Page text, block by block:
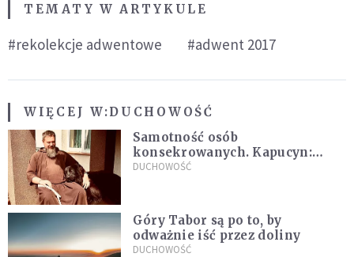
TEMATY W ARTYKULE
#rekolekcje adwentowe #adwent 2017
WIĘCEJ W:DUCHOWOŚĆ
Samotność osób
konsekrowanych. Kapucyn:
Życie w pojedynkę rzadko jest
DUCHOWOŚĆ
Góry Tabor są po to, by
odważnie iść przez doliny
DUCHOWOŚĆ